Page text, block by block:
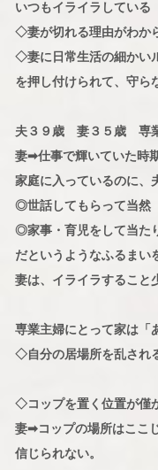
いつもイライラしている
◇妻が切れる理由がわか
◇妻に日常生活の細かい
を押し付けられて、守ら
夫３９歳 妻３５歳 専
妻➡仕事で輝いていた時
家庭に入っているのに、
◎世話してもらって当然
◎家事・育児をして当た
だというようなふるまい
妻は、イライラすること
専業主婦にとって家は「
◇自分の居場所を乱され
◇コップを置く位置が僅
妻➡コップの場所はここ
信じられない。